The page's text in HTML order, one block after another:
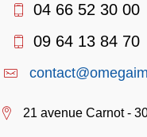
04 66 52 30 00
09 64 13 84 70
21 avenue Carnot -